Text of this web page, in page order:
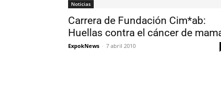
Noticias
Carrera de Fundación Cim*ab:
Huellas contra el cáncer de
ExpokNews - 7 abril 2010